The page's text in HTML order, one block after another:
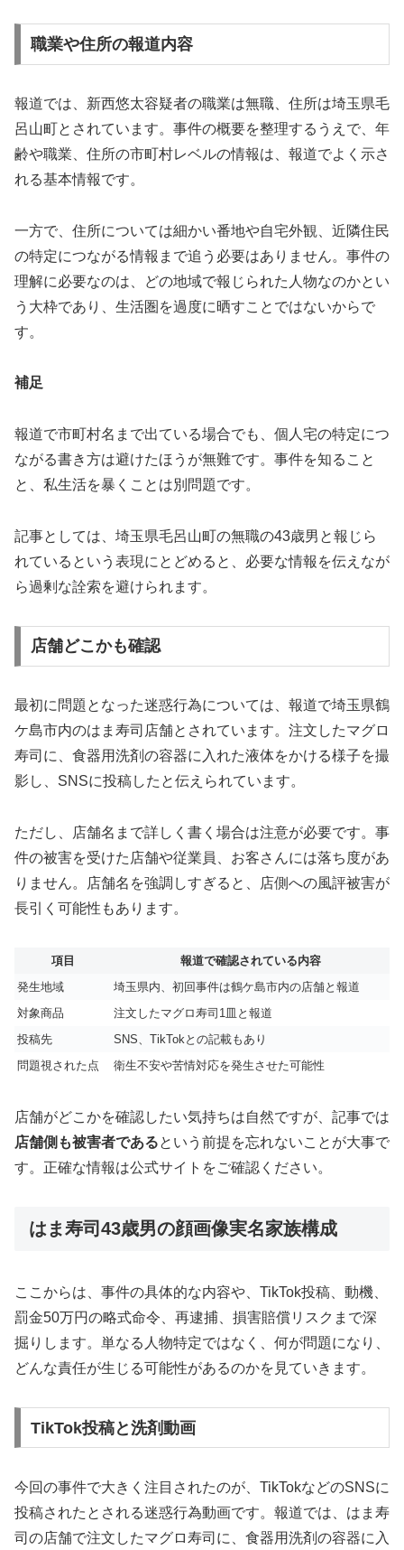
職業や住所の報道内容
報道では、新西悠太容疑者の職業は無職、住所は埼玉県毛
呂山町とされています。事件の概要を整理するうえで、年
齢や職業、住所の市町村レベルの情報は、報道でよく示さ
れる基本情報です。
一方で、住所については細かい番地や自宅外観、近隣住民
の特定につながる情報まで追う必要はありません。事件の
理解に必要なのは、どの地域で報じられた人物なのかとい
う大枠であり、生活圏を過度に晒すことではないからで
す。
補足
報道で市町村名まで出ている場合でも、個人宅の特定につ
ながる書き方は避けたほうが無難です。事件を知ること
と、私生活を暴くことは別問題です。
記事としては、 埼玉県毛呂山町の無職の43歳男と報じら
れている という表現にとどめると、必要な情報を伝えなが
ら過剰な詮索を避けられます。
店舗どこかも確認
最初に問題となった迷惑行為については、報道で埼玉県鶴
ケ島市内のはま寿司店舗とされています。注文したマグロ
寿司に、食器用洗剤の容器に入れた液体をかける様子を撮
影し、SNSに投稿したと伝えられています。
ただし、店舗名まで詳しく書く場合は注意が必要です。事
件の被害を受けた店舗や従業員、お客さんには落ち度があ
りません。店舗名を強調しすぎると、店側への風評被害が
長引く可能性もあります。
項目
報道で確認されている内容
発生地域
埼玉県内、初回事件は鶴ケ島市内の店舗と報道
対象商品
注文したマグロ寿司1皿と報道
投稿先
SNS、TikTokとの記載もあり
問題視された点
衛生不安や苦情対応を発生させた可能性
店舗がどこかを確認したい気持ちは自然ですが、記事では
店舗側も被害者であるという前提を忘れないことが大事で
す。正確な情報は公式サイトをご確認ください。
はま寿司43歳男の顔画像実名家族構成
ここからは、事件の具体的な内容や、TikTok投稿、動機、
罰金50万円の略式命令、再逮捕、損害賠償リスクまで深
掘りします。単なる人物特定ではなく、何が問題になり、
どんな責任が生じる可能性があるのかを見ていきます。
TikTok投稿と洗剤動画
今回の事件で大きく注目されたのが、TikTokなどのSNSに
投稿されたとされる迷惑行為動画です。報道では、はま寿
司の店舗で注文したマグロ寿司に、食器用洗剤の容器に入